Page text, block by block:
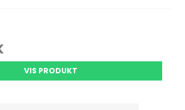
VIS PRODUKT